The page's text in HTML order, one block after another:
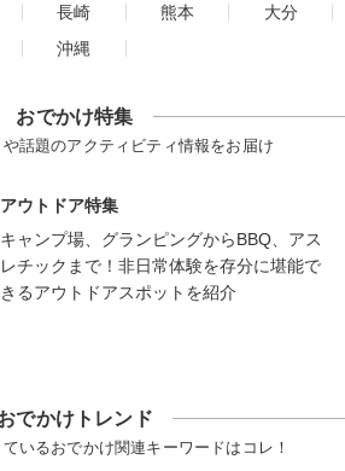
長崎 熊本
大分
沖縄
おでかけ特集
話題のアクティビティ情報をお届け
アウトドア特集
キャンプ場、グランピングからBBQ、アス
レチックまで！非日常体験を存分に堪能で
きるアウトドアスポットを紹介
でかけトレンド
いるおでかけ関連キーワードはコレ！